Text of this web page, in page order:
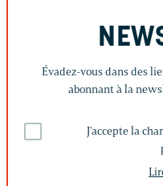
Évadez-vous dans des
abonnant à la
J'accepte la